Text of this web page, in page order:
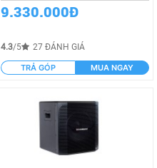
9.330.000Đ
4.3/5 27 ĐÁNH GIÁ
TRẢ GÓP MUA NGAY